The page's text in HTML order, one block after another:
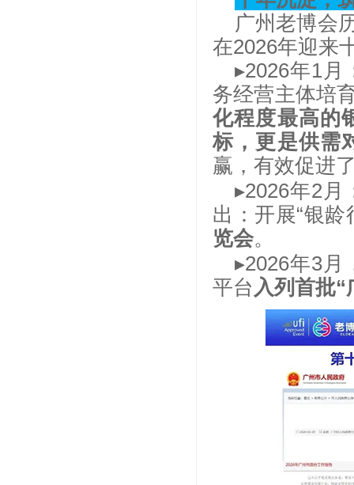
广州老博会
在2026年迎来
▸2026年1月
务经营主体培
化程度最高的
标，更是供需
赢，有效促进
▸2026年2月
出：开展“银龄
览会。
▸2026年3月
平台 入列首批